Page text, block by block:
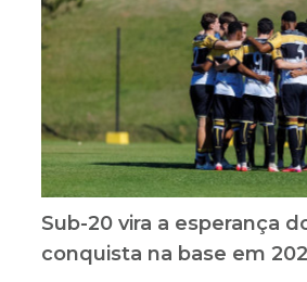
Sub-20 vira a esperança
conquista na base em